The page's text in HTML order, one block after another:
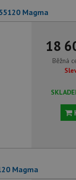
Magma
18
Běžná
Magma